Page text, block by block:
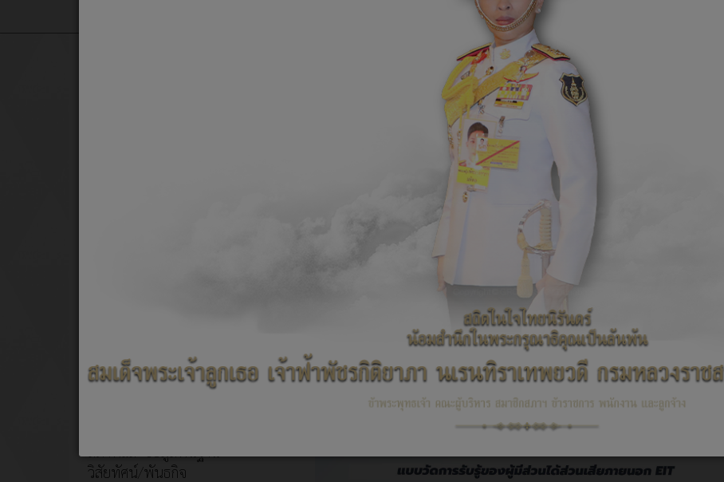
แจ้งเบาะแสการทุจริต สำนักงาน ปปช
เกี่ยวกับหน่วยงาน
วิสัยทัศน์/พันธกิจ